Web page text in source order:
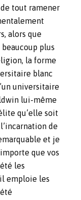
tout ramener
alors que
plus
la forme
blanc
universitaire
lui-même
qu’elle soit
de
et je
que vos
les
emploie les